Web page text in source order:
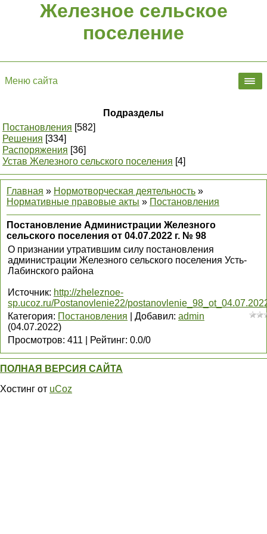
Железное сельское
поселение
Меню сайта
Подразделы
Постановления [582]
Решения [334]
Распоряжения [36]
Устав Железного сельского поселения [4]
Главная » Нормотворческая деятельность »
Нормативные правовые акты » Постановления
Постановление Администрации Железного
сельского поселения от 04.07.2022 г. № 98
О признании утратившим силу постановления
администрации Железного сельского поселения Усть-
Лабинского района
Источник: http://zheleznoe-
sp.ucoz.ru/Postanovlenie22/
Категория: Постановления Добавил: admin
(04.07.2022)
Просмотров: 411 Рейтинг: 0.0/0
ПОЛНАЯ ВЕРСИЯ САЙТА
Хостинг от uCoz